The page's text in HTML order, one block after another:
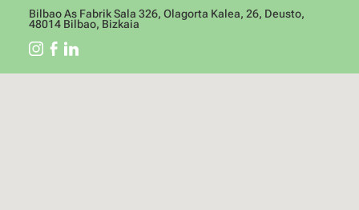
Bilbao As Fabrik Sala 326, Olagorta Kalea, 26, Deusto,
48014 Bilbao, Bizkaia